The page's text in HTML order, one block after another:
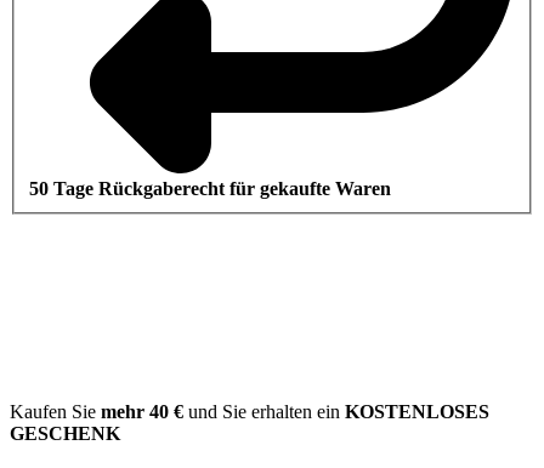
50 Tage Rückgaberecht für gekaufte Waren
Kaufen Sie mehr 40 € und Sie erhalten ein KOSTENLOSES
GESCHENK